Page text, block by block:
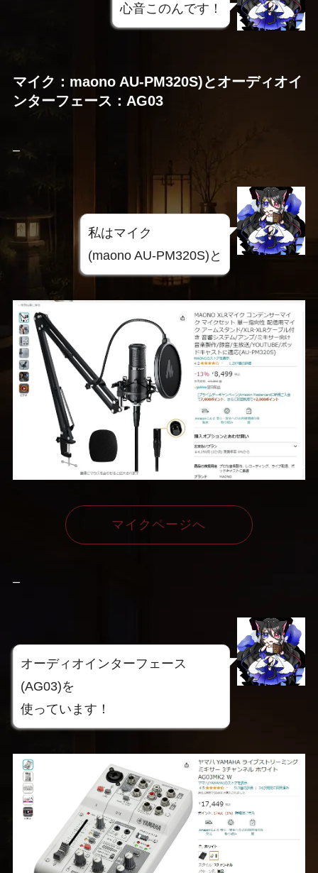
心音このんです！
マイク：maono AU-PM320S)とオーディオイ
ンターフェース：AG03
–
私はマイク
(maono AU-PM320S)と
マイクページへ
–
オーディオインターフェース
(AG03)を
使っています！